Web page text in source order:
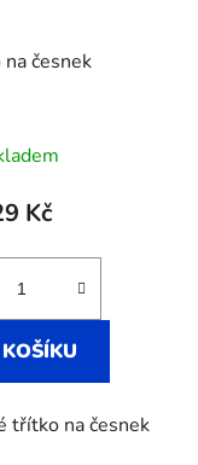
česnek
hodnocení
produktu
3,5
z
hvězdiček.
Kč
třítko na česnek